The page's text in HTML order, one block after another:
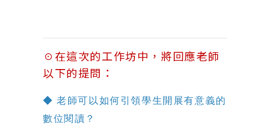
☉在這次的工作坊中，將回應老師
以下的提問：
◆ 老師可以如何引領學生開展有意義的
數位閱讀？